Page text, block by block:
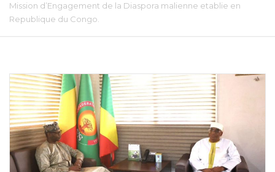
Mission d’Engagement de la Diaspora malienne etablie en
Republique du Congo.